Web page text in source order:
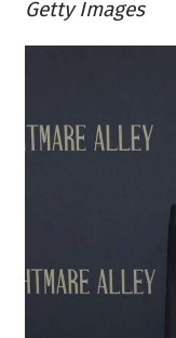
Getty Images